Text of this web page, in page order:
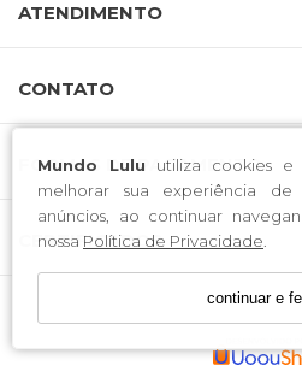
Mundo Lulu utiliza cookies e
melhorar sua experiência
anúncios, ao continuar
nossa Política de Privacidade
continuar e
ATENDIMENTO
CONTATO
FORMAS DE PAGAMENTO
CERTIFICADOS